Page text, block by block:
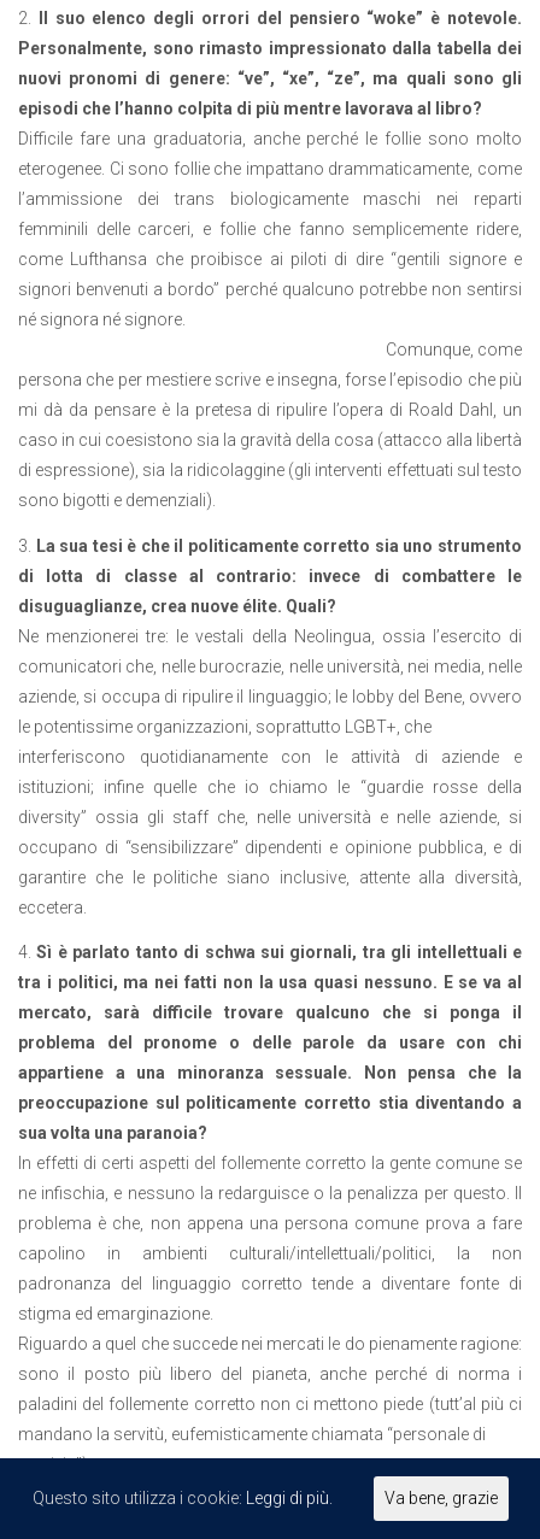
2. Il suo elenco degli orrori del pensiero “woke” è notevole.
Personalmente, sono rimasto impressionato dalla tabella dei
nuovi pronomi di genere: “ve”, “xe”, “ze”, ma quali sono gli
episodi che l’hanno colpita di più mentre lavorava al libro?
Difficile fare una graduatoria, anche perché le follie sono molto
eterogenee. Ci sono follie che impattano drammaticamente, come
l’ammissione dei trans biologicamente maschi nei reparti
femminili delle carceri, e follie che fanno semplicemente ridere,
come Lufthansa che proibisce ai piloti di dire “gentili signore e
signori benvenuti a bordo” perché qualcuno potrebbe non sentirsi
né signora né signore.
Comunque, come
persona che per mestiere scrive e insegna, forse l’episodio che più
mi dà da pensare è la pretesa di ripulire l’opera di Roald Dahl, un
caso in cui coesistono sia la gravità della cosa (attacco alla libertà
di espressione), sia la ridicolaggine (gli interventi effettuati sul testo
sono bigotti e demenziali).
3.
La sua tesi è che il politicamente corretto sia uno strumento
di lotta di classe al contrario: invece di combattere le
disuguaglianze, crea nuove élite. Quali?
Ne menzionerei tre: le vestali della Neolingua, ossia l’esercito di
comunicatori che, nelle burocrazie, nelle università, nei media, nelle
aziende, si occupa di ripulire il linguaggio; le lobby del Bene, ovvero
le potentissime organizzazioni, soprattutto LGBT+, che
interferiscono quotidianamente con le attività di aziende e
istituzioni; infine quelle che io chiamo le “guardie rosse della
diversity” ossia gli staff che, nelle università e nelle aziende, si
occupano di “sensibilizzare” dipendenti e opinione pubblica, e di
garantire che le politiche siano inclusive, attente alla diversità,
eccetera.
4.Sì è parlato tanto di schwa sui giornali, tra gli intellettuali e
tra i politici, ma nei fatti non la usa quasi nessuno. E se va al
mercato, sarà difficile trovare qualcuno che si ponga il
problema del pronome o delle parole da usare con chi
appartiene a
una minoranza sessuale. Non pensa che la
preoccupazione sul politicamente corretto stia diventando a
sua volta una paranoia?
In effetti di certi aspetti del follemente corretto la gente comune se
ne infischia, e nessuno la redarguisce o la penalizza per questo. Il
problema è che, non appena una persona comune prova a fare
capolino in ambienti culturali/intellettuali/politici, la non
padronanza del linguaggio corretto tende a diventare fonte di
stigma ed emarginazione.
Riguardo a quel che succede nei mercati le do pienamente ragione:
sono il posto più libero del pianeta, anche perché di norma i
paladini del follemente corretto non ci mettono piede (tutt’al più ci
mandano la servitù, eufemisticamente chiamata “personale di
servizio”).
5.Sono peggio le forzature ridicole del “follemente corretto” o
Questo sito utilizza i cookie: Leggi di più. Va bene, grazie